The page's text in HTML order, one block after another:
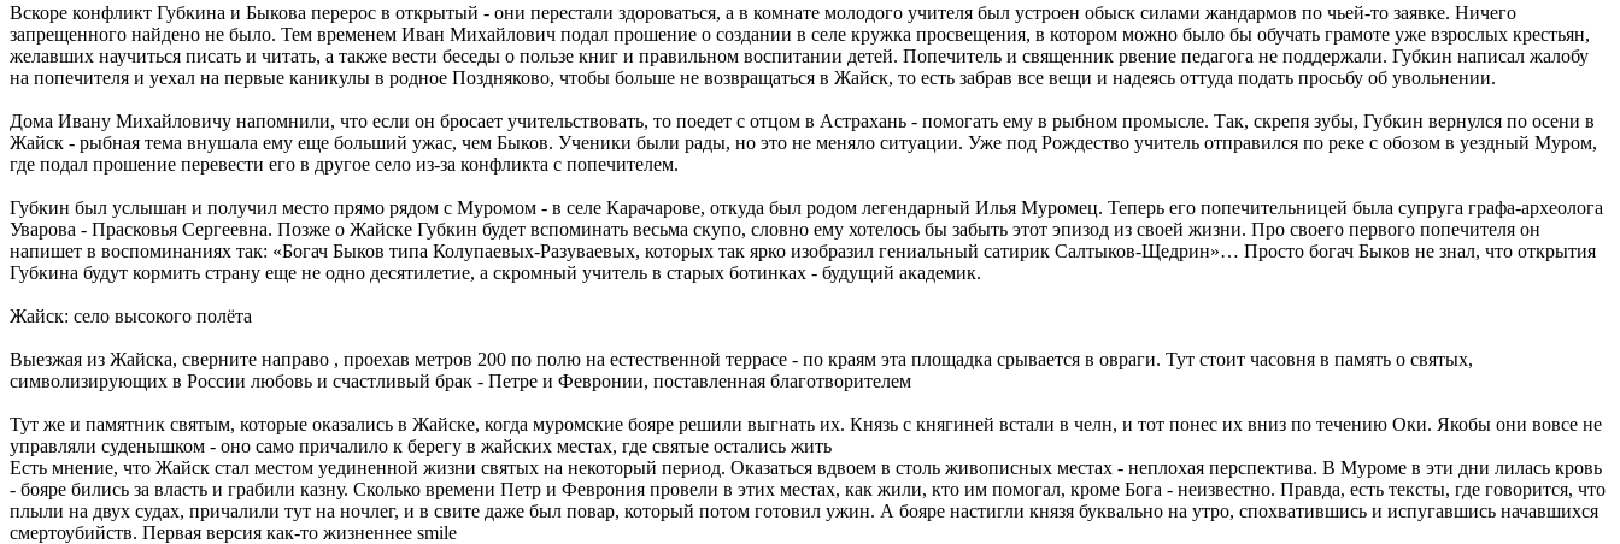
Вскоре конфликт Губкина и Быкова перерос в открытый - они перестали здороваться, а в комнате молодого учителя был устроен обыск силами жандармов по чьей-то заявке. Ничего
запрещенного найдено не было. Тем временем Иван Михайлович подал прошение о создании в селе кружка просвещения, в котором можно было бы обучать грамоте уже взрослых крестьян,
желавших научиться писать и читать, а также вести беседы о пользе книг и правильном воспитании детей. Попечитель и священник рвение педагога не поддержали. Губкин написал жалобу
на попечителя и уехал на первые каникулы в родное Поздняково, чтобы больше не возвращаться в Жайск, то есть забрав все вещи и надеясь оттуда подать просьбу об увольнении.
Дома Ивану Михайловичу напомнили, что если он бросает учительствовать, то поедет с отцом в Астрахань - помогать ему в рыбном промысле. Так, скрепя зубы, Губкин вернулся по осени в
Жайск - рыбная тема внушала ему еще больший ужас, чем Быков. Ученики были рады, но это не меняло ситуации. Уже под Рождество учитель отправился по реке с обозом в уездный Муром,
где подал прошение перевести его в другое село из-за конфликта с попечителем.
Губкин был услышан и получил место прямо рядом с Муромом - в селе Карачарове, откуда был родом легендарный Илья Муромец. Теперь его попечительницей была супруга графа-археолога
Уварова - Прасковья Сергеевна. Позже о Жайске Губкин будет вспоминать весьма скупо, словно ему хотелось бы забыть этот эпизод из своей жизни. Про своего первого попечителя он
напишет в воспоминаниях так: «Богач Быков типа Колупаевых-Разуваевых, которых так ярко изобразил гениальный сатирик Салтыков-Щедрин»… Просто богач Быков не знал, что открытия
Губкина будут кормить страну еще не одно десятилетие, а скромный учитель в старых ботинках - будущий академик.
Жайск: село высокого полёта
Выезжая из Жайска, сверните направо , проехав метров 200 по полю на естественной террасе - по краям эта площадка срывается в овраги. Тут стоит часовня в память о святых,
символизирующих в России любовь и счастливый брак - Петре и Февронии, поставленная благотворителем
Тут же и памятник святым, которые оказались в Жайске, когда муромские бояре решили выгнать их. Князь с княгиней встали в челн, и тот понес их вниз по течению Оки. Якобы они вовсе не
управляли суденышком - оно само причалило к берегу в жайских местах, где святые остались жить
Есть мнение, что Жайск стал местом уединенной жизни святых на некоторый период. Оказаться вдвоем в столь живописных местах - неплохая перспектива. В Муроме в эти дни лилась кровь
- бояре бились за власть и грабили казну. Сколько времени Петр и Феврония провели в этих местах, как жили, кто им помогал, кроме Бога - неизвестно. Правда, есть тексты, где говорится, что
плыли на двух судах, причалили тут на ночлег, и в свите даже был повар, который потом готовил ужин. А бояре настигли князя буквально на утро, спохватившись и испугавшись начавшихся
смертоубийств. Первая версия как-то жизненнее smile